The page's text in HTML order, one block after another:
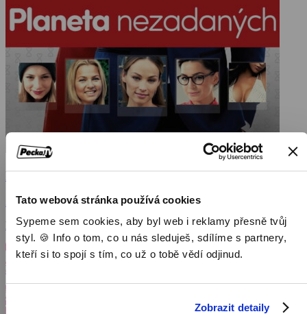
Tato webová stránka používá cookies
Sypeme sem cookies, aby byl web i reklamy přesně tvůj
styl. 🍪 Info o tom, co u nás sleduješ, sdílíme s partnery,
kteří si to spojí s tím, co už o tobě vědí odjinud.
Zobrazit detaily
Planeta nezadaných
2016, Polsko, 135 min
Filmy / Komedie / Romantické filmy